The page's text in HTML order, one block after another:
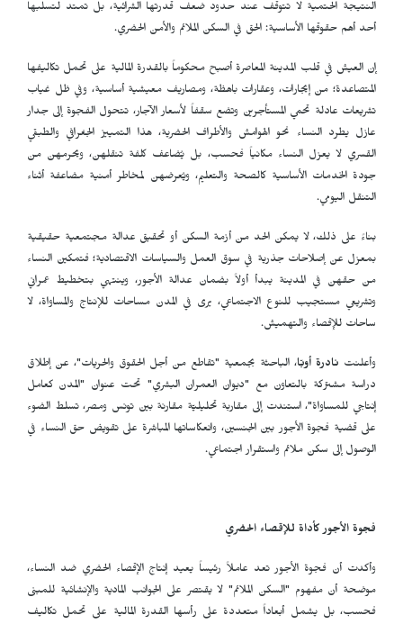
النتيجة الحتمية لا تتوقف عند حدود ضعف قدرتها الشرائية، بل تمتد لتسلبها
أحد أهم حقوقها الأساسية: الحق في السكن الملائم والأمن الحضري.
إن العيش في قلب المدينة المعاصرة أصبح محكوماً بالقدرة المالية على تحمل تكاليفها
المتصاعدة؛ من إيجارات، وعقارات باهظة، ومصاريف معيشية أساسية، وفي ظل غياب
تشريعات عادلة تحمي المستأجرين وتضع سقفاً لأسعار الآجار، تتحول الفجوة إلى جدار
عازل يطرد النساء نحو الهوامش والأطراف الحضرية، هذا التمييز الجغرافي والطبقي
القسري لا يعزل النساء مكانياً فحسب، بل يُضاعف كلفة تنقلهن، ويحرمهن من
جودة الخدمات الأساسية كالصحة والتعليم، ويُعرضهن لمخاطر أمنية مضاعفة أثناء
التنقل اليومي.
بناءً على ذلك، لا يمكن الحد من أزمة السكن أو تحقيق عدالة مجتمعية حقيقية
بمعزل عن إصلاحات جذرية في سوق العمل والسياسات الاقتصادية؛ فتمكين النساء
من حقهن في المدينة يبدأ أولاً بضمان عدالة الأجور، وينتهي بتخطيط عمراني
وتشريعي مستجيب للنوع الاجتماعي، يرى في المدن مساحات للإنتاج والمساواة، لا
ساحات للإقصاء والتهميش.
وأعلنت نادرة أوبّا، الباحثة بجمعية "تقاطع من أجل الحقوق والحريات"، عن إطلاق
دراسة مشتركة بالتعاون مع "ديوان العمران البشري" تحت عنوان "المدن كعامل
إنتاجي للمساواة"، استندت إلى مقاربة تحليليّة مقارنة بين تونس ومصر، تسلط الضوء
على قضية فجوة الأجور بين الجنسين، وانعكاساتها المباشرة على تقويض حق النساء في
الوصول إلى سكن ملائم واستقرار اجتماعي.
فجوة الأجور كأداة للإقصاء الحضري
وأكدت أن فجوة الأجور تعد عاملاً رئيساً يعيد إنتاج الإقصاء الحضري ضد النساء،
موضحة أن مفهوم "السكن الملائم" لا يقتصر على الجوانب المادية والإنشائية للمبنى
فحسب، بل يشمل أبعاداً متعددة على رأسها القدرة المالية على تحمل تكاليف